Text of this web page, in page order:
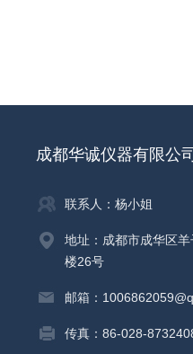
成都华诚仪器有限公司
联系人：杨小姐
地址：成都市成华区
楼26号
邮箱：
传真：86-028-